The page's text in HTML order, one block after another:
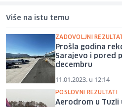
Više na istu temu
ZADOVOLJNI
Prošla godina
Sarajevo i pored
decembru
11.01.2023. u 12:14
POSLOVNI REZULTATI
Aerodrom u Tuzli